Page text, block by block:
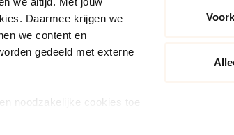
Daarmee krijgen we
we content en
gedeeld met externe
noodzakelijke cookies toe